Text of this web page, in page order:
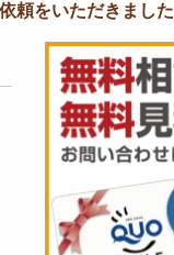
頼をいただきました